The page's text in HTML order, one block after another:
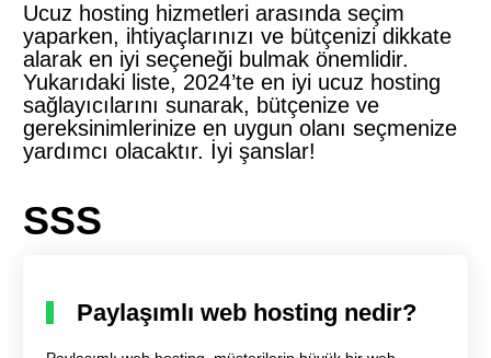
Ucuz hosting hizmetleri arasında seçim
yaparken, ihtiyaçlarınızı ve bütçenizi dikkate
alarak en iyi seçeneği bulmak önemlidir.
Yukarıdaki liste, 2024’te en iyi ucuz hosting
sağlayıcılarını sunarak, bütçenize ve
gereksinimlerinize en uygun olanı seçmenize
yardımcı olacaktır. İyi şanslar!
SSS
Paylaşımlı web hosting nedir?